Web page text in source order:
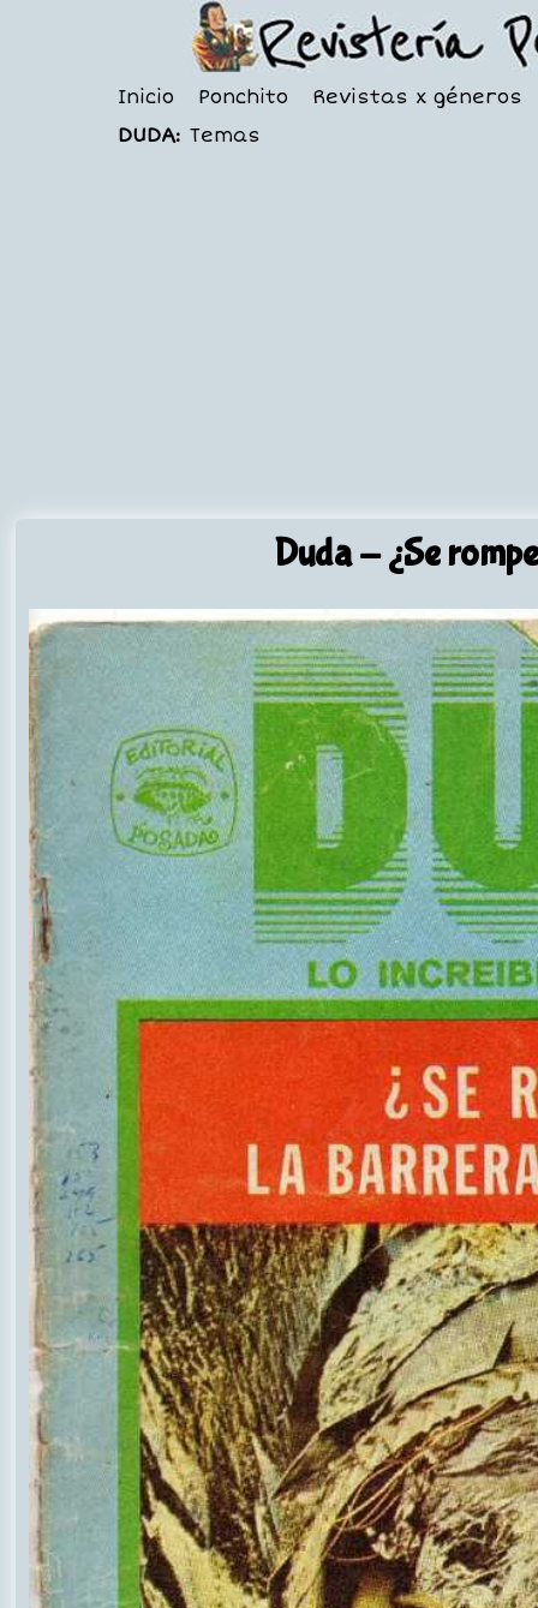
Inicio Ponchito
Revistas x géneros
DUDA: Temas
Duda- ¿Se